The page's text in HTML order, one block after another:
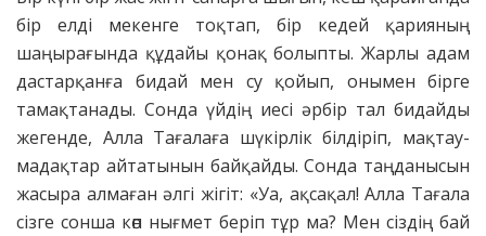
бір елді мекенге тоқтап, бір кедей қарияның
шаңырағында құдайы қонақ болыпты. Жарлы адам
дастарқанға бидай мен су қойып, онымен бірге
тамақтанады. Сонда үйдің иесі әрбір тал бидайды
жегенде, Алла Тағалаға шүкірлік білдіріп, мақтау-
мадақтар айтатынын байқайды. Сонда таңданысын
жасыра алмаған әлгі жігіт: «Уа, ақсақал! Алла Тағала
сізге сонша көп нығмет беріп тұр ма? Мен сіздің бай